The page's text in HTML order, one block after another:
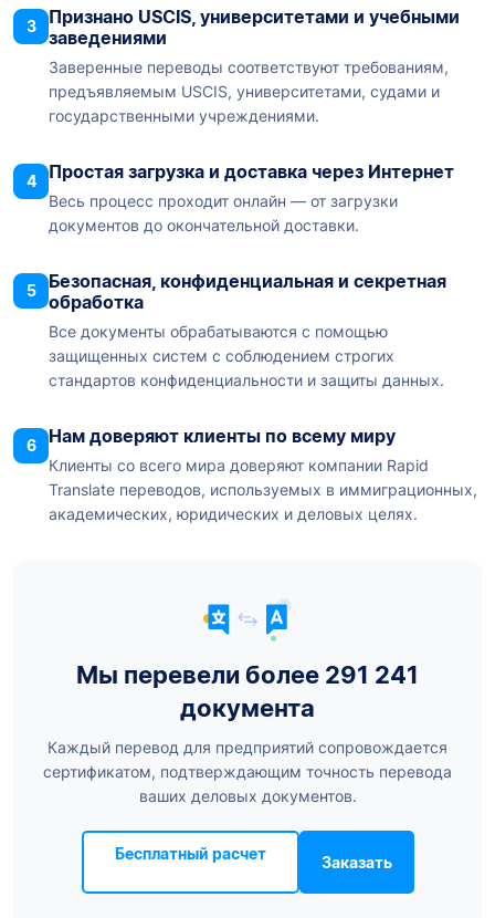
3
Признано USCIS, университетами и учебными
заведениями
Заверенные переводы соответствуют требованиям,
предъявляемым USCIS, университетами, судами и
государственными учреждениями.
4 Простая загрузка и доставка через Интернет
Весь процесс проходит онлайн — от загрузки
документов до окончательной доставки.
5
Безопасная, конфиденциальная и секретная
обработка
Все документы обрабатываются с помощью
защищенных систем с соблюдением строгих
стандартов конфиденциальности и защиты данных.
6 Нам доверяют клиенты по всему миру
Клиенты со всего мира доверяют компании Rapid
Translate переводов, используемых в иммиграционных,
академических, юридических и деловых целях.
Мы перевели более 291 241
документа
Каждый перевод для предприятий сопровождается
сертификатом, подтверждающим точность перевода
ваших деловых документов.
Бесплатный расчет Заказать